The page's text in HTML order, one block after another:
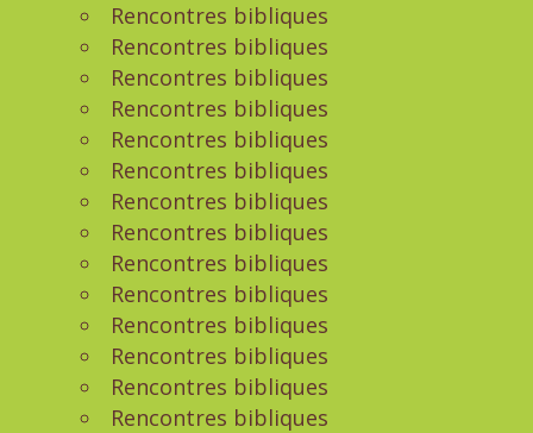
Rencontres bibliques
Rencontres bibliques
Rencontres bibliques
Rencontres bibliques
Rencontres bibliques
Rencontres bibliques
Rencontres bibliques
Rencontres bibliques
Rencontres bibliques
Rencontres bibliques
Rencontres bibliques
Rencontres bibliques
Rencontres bibliques
Rencontres bibliques